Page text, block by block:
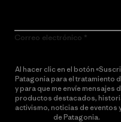
Correo electrónico
Al hacer clic en el botón
Patagonia para el tratamiento
y para que me envíe
productos destacados,
activismo, noticias de eventos
de Patagonia.